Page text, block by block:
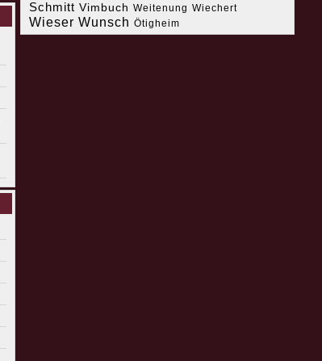
Schmitt Vimbuch Weitenung Wiechert
Wieser Wunsch Ötigheim